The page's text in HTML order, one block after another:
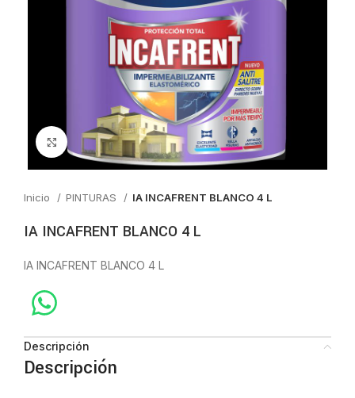
Click to enlarge
Inicio PINTURAS IA INCAFRENT BLANCO 4 L
IA INCAFRENT BLANCO 4 L
IA INCAFRENT BLANCO 4 L
Descripción
Descripción